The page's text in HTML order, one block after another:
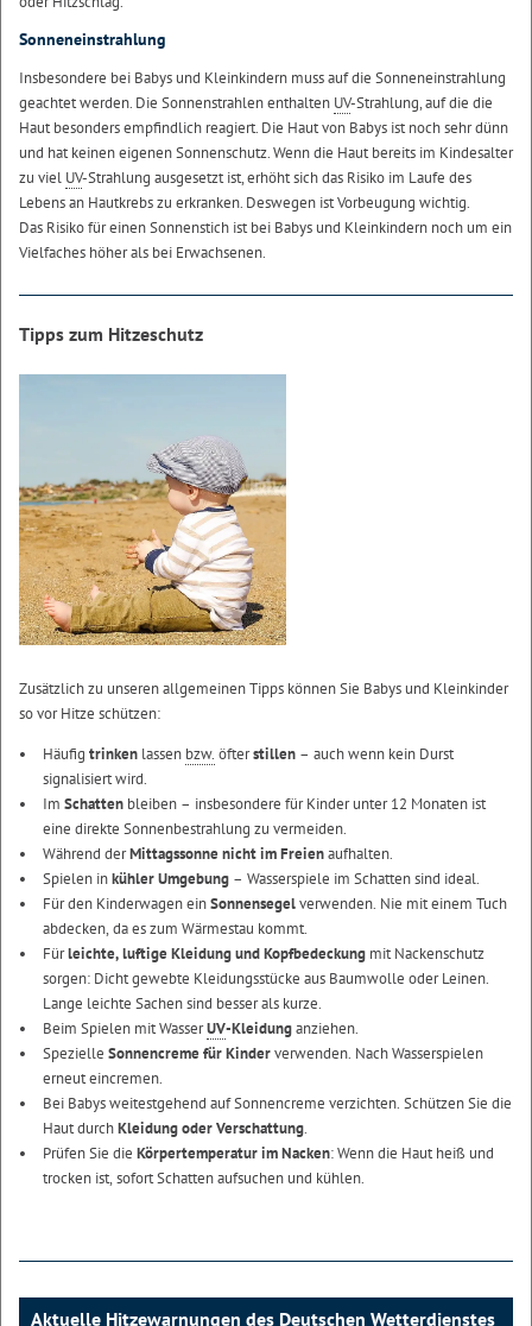
Sonneneinstrahlung
Insbesondere bei Babys und Kleinkindern muss auf die Sonneneinstrahlung
geachtet werden. Die Sonnenstrahlen enthalten UV-Strahlung, auf die die
Haut besonders empfindlich reagiert. Die Haut von Babys ist noch sehr dünn
und hat keinen eigenen Sonnenschutz. Wenn die Haut bereits im Kindesalter
zu viel UV-Strahlung ausgesetzt ist, erhöht sich das Risiko im Laufe des
Lebens an Hautkrebs zu erkranken. Deswegen ist Vorbeugung wichtig.
Das Risiko für einen Sonnenstich ist bei Babys und Kleinkindern noch um ein
Vielfaches höher als bei Erwachsenen.
Tipps zum Hitzeschutz
Zusätzlich zu unseren allgemeinen Tipps können Sie Babys und Kleinkinder
so vor Hitze schützen:
Häufig trinken lassen bzw. öfterstillen – auch wenn kein Durst
signalisiert wird.
Im Schatten bleiben – insbesondere für Kinder unter 12 Monaten ist
eine direkte Sonnenbestrahlung zu vermeiden.
Während derMittagssonne nicht im Freienaufhalten.
Spielen inkühler Umgebung – Wasserspiele im Schatten sind ideal.
Für den Kinderwagen einSonnensegelverwenden. Nie mit einem Tuch
abdecken, da es zum Wärmestau kommt.
Fürleichte, luftige Kleidung und Kopfbedeckung mit Nackenschutz
sorgen: Dicht gewebte Kleidungsstücke aus Baumwolle oder Leinen.
Lange leichte Sachen sind besser als kurze.
Beim Spielen mit WasserUV-Kleidunganziehen.
Spezielle Sonnencreme für Kinderverwenden. Nach Wasserspielen
erneut eincremen.
Bei Babys weitestgehend auf Sonnencreme verzichten. Schützen Sie die
Haut durchKleidung oder Verschattung.
Prüfen Sie die Körpertemperatur im Nacken: Wenn die Haut heiß und
trocken ist, sofort Schatten aufsuchen und kühlen.
Aktuelle Hitzewarnungen des Deutschen Wetterdienstes